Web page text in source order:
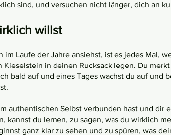
sind, und versuchen nicht länger, dich an
willst
im Laufe der Jahre ansiehst, ist es jedes Mal,
in deinen Rucksack legen. Du
bald auf und eines Tages wachst du auf und
authentischen Selbst verbunden hast und dir
kannst du lernen, zu sagen, was du wirklich
ganz klar zu sehen und zu spüren, was